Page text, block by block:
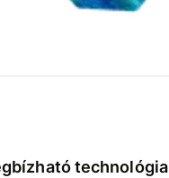
technológia